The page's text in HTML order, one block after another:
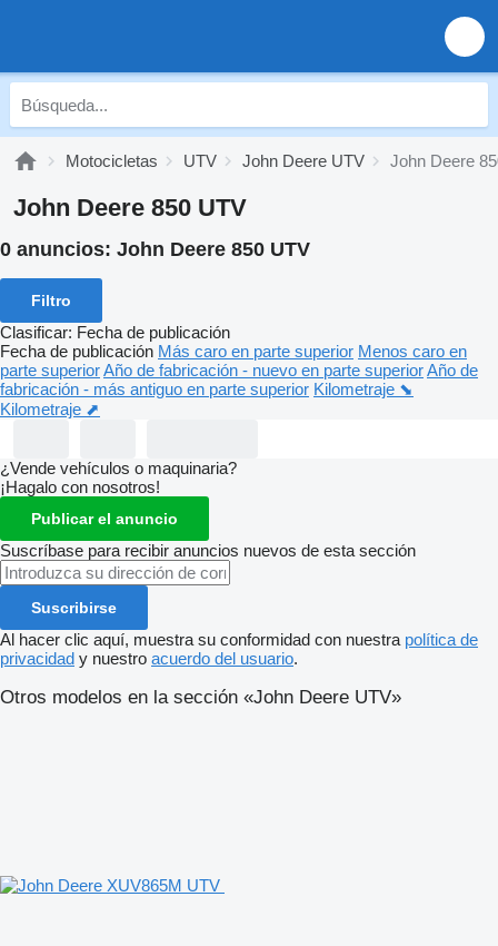
Motocicletas UTV John Deere UTV John Deere
John Deere 850 UTV
0 anuncios: John Deere 850 UTV
Filtro
Clasificar: Fecha de publicación
Fecha de publicación Más caro en parte superior Menos caro en
parte superiorAño de fabricación - nuevo en parte superiorAño de
fabricación - más antiguo en parte superior Kilometraje ⬊
Kilometraje ⬈
¿Vende vehículos o maquinaria?
¡Hagalo con nosotros!
Publicar el anuncio
Suscríbase para recibir anuncios nuevos de esta sección
Suscribirse
Al hacer clic aquí, muestra su conformidad con nuestra política de
privacidad y nuestro acuerdo del usuario.
Otros modelos en la sección «John Deere UTV»